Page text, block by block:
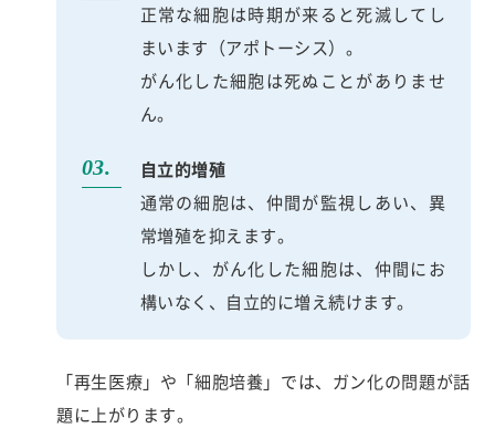
正常な細胞は時期が来ると死滅してし
まいます（アポトーシス）。
がん化した細胞は死ぬことがありませ
ん。
自立的増殖
通常の細胞は、仲間が監視しあい、異
常増殖を抑えます。
しかし、がん化した細胞は、仲間にお
構いなく、自立的に増え続けます。
「再生医療」や「細胞培養」では、ガン化の問題が話
題に上がります。